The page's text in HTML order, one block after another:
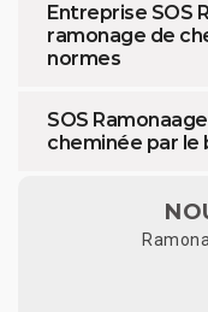
Entreprise SOS
ramonage de
normes
SOS
cheminée par le